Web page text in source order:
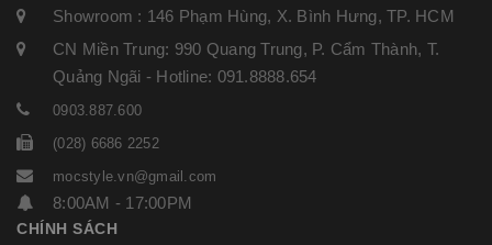
Showroom : 146 Phạm Hùng, X. Bình Hưng, TP. HCM
CN Miền Trung: 990 Quang Trung, P. Cẩm Thành, T.
Quảng Ngãi - Hotline: 091.8888.654
0903.887.600
(028) 6686 2252
mocstyle.vn@gmail.com
8:00AM - 17:00PM
CHÍNH SÁCH